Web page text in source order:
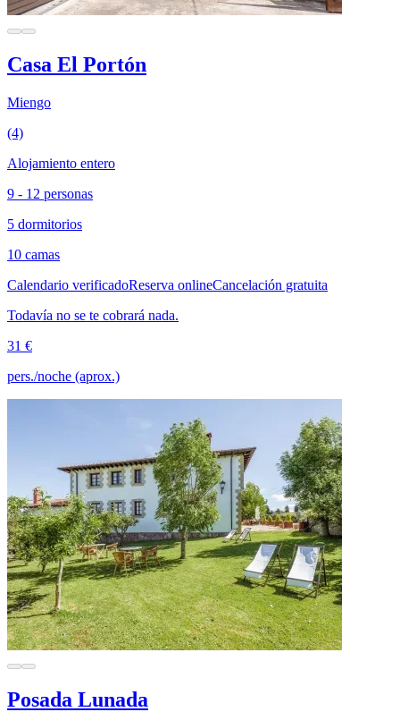
Casa El Portón
Miengo
(4)
Alojamiento entero
9 - 12 personas
5 dormitorios
10 camas
Calendario verificadoReserva onlineCancelación gratuita
Todavía no se te cobrará nada.
31 €
pers./noche (aprox.)
Posada Lunada